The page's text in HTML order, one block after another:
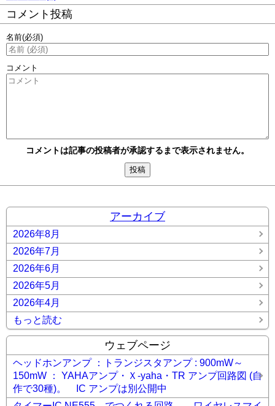
コメント投稿
名前(必須)
コメント
コメントは記事の投稿者が承認するまで表示されません。
アーカイブ
2026年8月
2026年7月
2026年6月
2026年5月
2026年4月
もっと読む
ウェブページ
ヘッドホンアンプ ：トランジスタアンプ : 900mW～
150mW ： YAHAアンプ・Ｘ-yaha・TR アンプ回路図 (自
作で30種)。 IC アンプは別公開中